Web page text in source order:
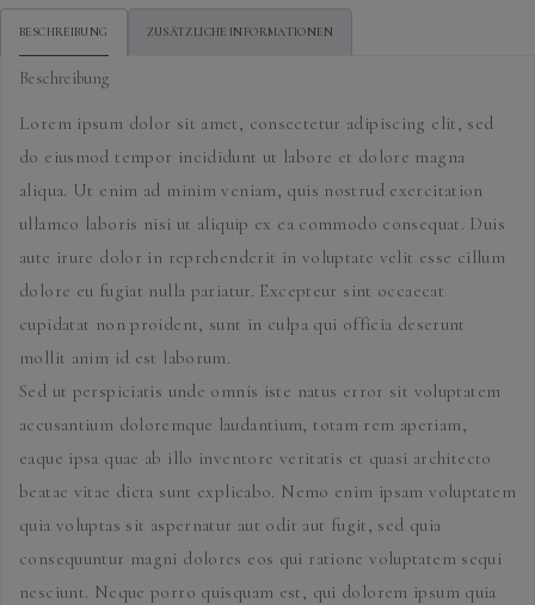
BESCHREIBUNG ZUSÄTZLICHE INFORMATIONEN
Beschreibung
Lorem ipsum dolor sit amet, consectetur adipiscing elit, sed
do eiusmod tempor incididunt ut labore et dolore magna
aliqua. Ut enim ad minim veniam, quis nostrud exercitation
ullamco laboris nisi ut aliquip ex ea commodo consequat. Duis
aute irure dolor in reprehenderit in voluptate velit esse cillum
dolore eu fugiat nulla pariatur. Excepteur sint occaecat
cupidatat non proident, sunt in culpa qui officia deserunt
mollit anim id est laborum.
Sed ut perspiciatis unde omnis iste natus error sit voluptatem
accusantium doloremque laudantium, totam rem aperiam,
eaque ipsa quae ab illo inventore veritatis et quasi architecto
beatae vitae dicta sunt explicabo. Nemo enim ipsam voluptatem
quia voluptas sit aspernatur aut odit aut fugit, sed quia
consequuntur magni dolores eos qui ratione voluptatem sequi
nesciunt. Neque porro quisquam est, qui dolorem ipsum quia